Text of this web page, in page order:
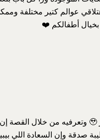
عوالم كتير مختلفة
بخيال أطفالكم ❤️
القصة دي لازم تكون عند طفلك وتحكيهاله
الطيبة صدقة وإن السعادة